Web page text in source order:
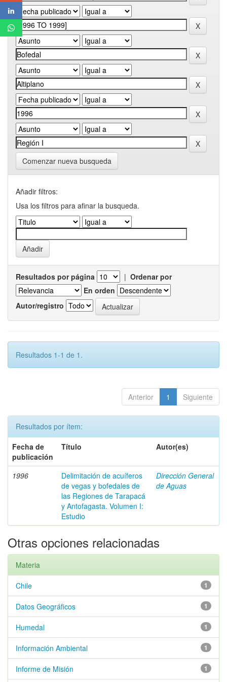
Comenzar nueva busqueda
Añadir filtros:
Usa los filtros para afinar la busqueda.
Resultados por página | Ordenar por
En orden
Autor/registro
Resultados 1-1 de 1.
Anterior 1 Siguiente
Resultados por ítem:
Fecha de
publicación
Título Autor(es)
1996
Delimitación de acuíferos
de vegas y bofedales de
las Regiones de Tarapacá
y Antofagasta. Volumen I:
Estudio
Dirección General
de Aguas
Otras opciones relacionadas
Materia
1
Chile
1
Datos Geográficos
1
Humedal
1
Información Ambiental
1
Informe de Misión